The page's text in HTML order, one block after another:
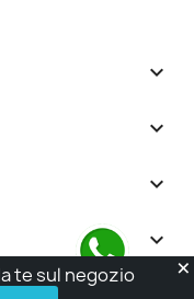
te sul negozio



keyboard_arrow_down
Group Task